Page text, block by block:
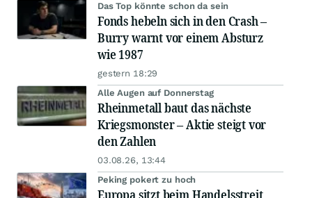
Das Top könnte schon da sein
Fonds hebeln sich in den Crash –
Burry warnt vor einem Absturz
wie 1987
gestern 18:29
Alle Augen auf Donnerstag
Rheinmetall baut das nächste
Kriegsmonster – Aktie steigt vor
den Zahlen
03.08.26, 13:44
Peking pokert zu hoch